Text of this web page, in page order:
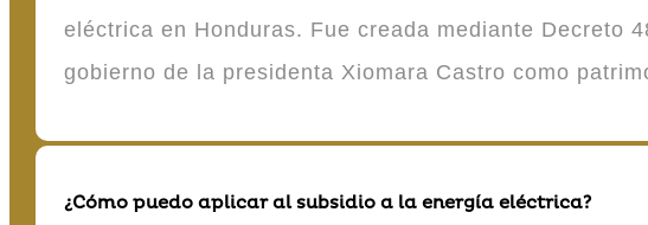
eléctrica en Honduras. Fue creada mediante Decreto
gobierno de la presidenta Xiomara Castro como
¿Cómo puedo aplicar al subsidio a la energía eléctrica?